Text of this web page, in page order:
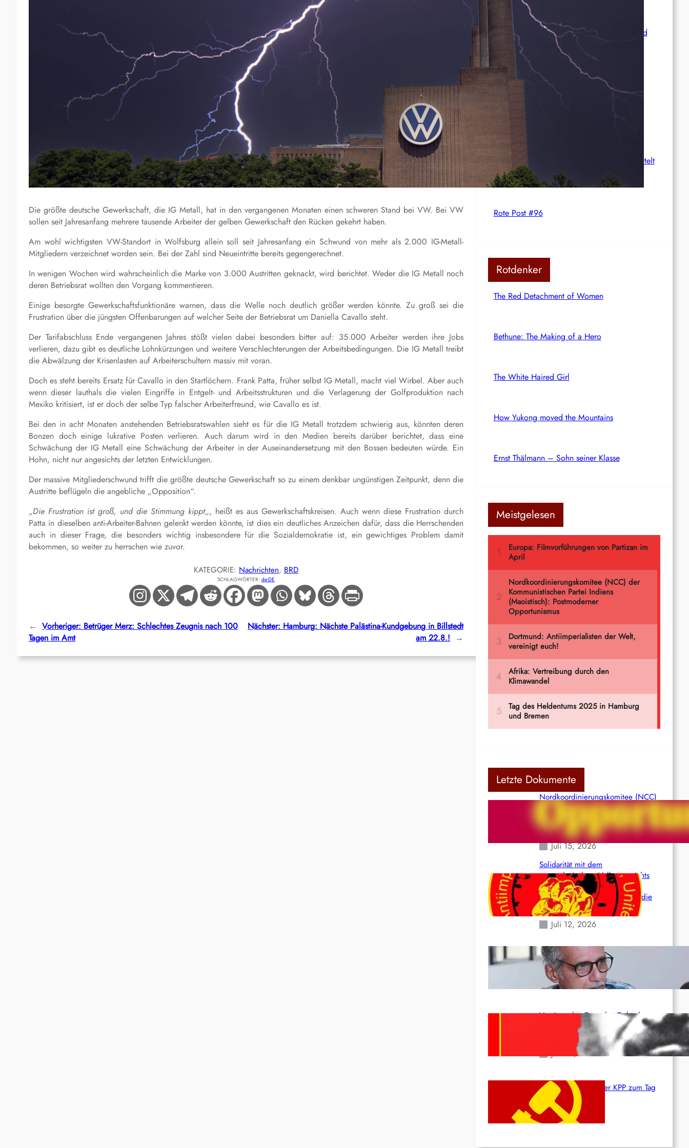
Die größte deutsche Gewerkschaft, die IG Metall, hat in den vergangenen Monaten einen schweren Stand bei VW. Bei VW
sollen seit Jahresanfang mehrere tausende Arbeiter der gelben Gewerkschaft den Rücken gekehrt haben.
Am wohl wichtigsten VW-Standort in Wolfsburg allein soll seit Jahresanfang ein Schwund von mehr als 2.000 IG-Metall-
Mitgliedern verzeichnet worden sein. Bei der Zahl sind Neueintritte bereits gegengerechnet.
In wenigen Wochenwird wahrscheinlichdie Marke von 3.000Austritten geknackt, wird berichtet.Weder die IG Metall noch
deren Betriebsrat wollten den Vorgang kommentieren.
Einige besorgte Gewerkschaftsfunktionäre warnen, dass die Welle noch deutlich größer werden könnte. Zu groß sei die
Frustration über die jüngsten Offenbarungen auf welcher Seite der Betriebsrat um Daniella Cavallo steht.
Der Tarifabschluss Ende vergangenen Jahresstößt vielen dabei besonders bitter auf: 35.000 Arbeiter werden ihre Jobs
verlieren, dazu gibt es deutliche Lohnkürzungen und weitere Verschlechterungen der Arbeitsbedingungen. Die IG Metall treibt
die Abwälzung der Krisenlasten auf Arbeiterschultern massiv mit voran.
Doch es steht bereits Ersatz für Cavallo in den Startlöchern. Frank Patta, früher selbst IG Metall, macht viel Wirbel. Aber auch
wenn dieser lauthals die vielen Eingriffe in Entgelt- und Arbeitsstrukturen und die Verlagerung der Golfproduktion nach
Mexiko kritisiert, ist er doch der selbe Typ falscher Arbeiterfreund, wie Cavallo es ist.
Bei den in acht Monaten anstehenden Betriebsratswahlen sieht es für die IG Metall trotzdem schwierig aus, könnten deren
Bonzen doch einige lukrative Posten verlieren. Auch darum wird in den Medien bereits darüber berichtet, dass eine
Schwächung der IG Metall eine Schwächung der Arbeiter in der Auseinandersetzung mit den Bossen bedeuten würde. Ein
Hohn, nicht nur angesichts der letzten Entwicklungen.
Der massive Mitgliederschwund trifft die größte deutsche Gewerkschaft so zu einem denkbar ungünstigen Zeitpunkt, denn die
Austritte beflügeln die angebliche „Opposition“.
„Die Frustration ist groß, und die Stimmung kippt„, heißt es aus Gewerkschaftskreisen. Auch wenn diese Frustration durch
Patta in dieselben anti-Arbeiter-Bahnen gelenkt werden könnte, ist dies ein deutliches Anzeichen dafür, dass die Herrschenden
auch in dieser Frage, die besonders wichtig insbesondere für die Sozialdemokratie ist, ein gewichtiges Problem damit
bekommen, so weiter zu herrschen wie zuvor.
KATEGORIE: Nachrichten, BRD
SCHLAGWÖRTER: de-DE
← Vorheriger: Betrüger Merz: Schlechtes Zeugnis nach 100
Tagen im Amt
Nächster: Hamburg: Nächste Palästina-Kundgebung in Billstedt
am 22.8.!
→
Syrien: Der kurdische Journalist Ahmet Polad
ist seit 200 Tagen in Haft – die Solidarität
wächst
International: Aufruf zu einer
Gefangenen vom 23. bis 30. August 2026
Deutschland: Der Inlandsgeheimdienst ermittelt
gegen „Prosfygika“
Rote Post #96
Rotdenker
The Red Detachment of Women
Bethune: The Making of a Hero
The White Haired Girl
How Yukong moved the Mountains
Ernst Thälmann – Sohn seiner Klasse
Meistgelesen
Letzte Dokumente
Nordkoordinierungskomitee (NCC)
der Kommunistischen Partei Indiens
(Maoistisch): Postmoderner
Opportunismus
Juli 15, 2026
Solidarität mit dem
venezolanischem Volk angesichts
der verlorenen Leben und der
katastrophalen Situation durch die
Erdbeben des 24. Juni!
Juli 12, 2026
Indien: „Die Politik der
Kapitulation“ von K. Murali (Ajith)
Juli 1, 2026
Vorsitzender Gonzalo: Gebt das
Leben für die Partei und die
Juni 19, 2026
Beschluss des ZK der KPP zum Tag
des Heldentums
Juni 19, 2026